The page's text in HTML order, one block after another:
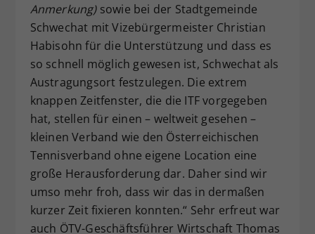
Anmerkung)sowie bei der Stadtgemeinde
Schwechat mit Vizebürgermeister Christian
Habisohn für die Unterstützung und dass es
so schnell möglich gewesen ist, Schwechat als
Austragungsort festzulegen. Die extrem
knappen Zeitfenster, die die ITF vorgegeben
hat, stellen für einen – weltweit gesehen –
kleinen Verband wie den Österreichischen
Tennisverband ohne eigene Location eine
große Herausforderung dar. Daher sind wir
umso mehr froh, dass wir das in dermaßen
kurzer Zeit fixieren konnten.“ Sehr erfreut war
auch ÖTV-Geschäftsführer Wirtschaft Thomas